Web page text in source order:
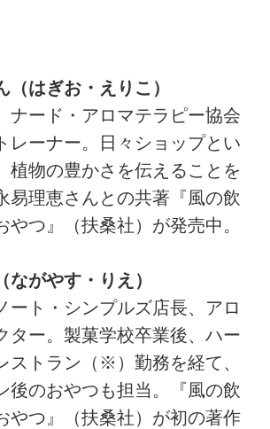
（はぎお・えりこ）
ナード・アロマテラピー協会
レーナー。日々ショップとい
植物の豊かさを伝えることを
易理恵さんとの共著『風の飲
やつ』（扶桑社）が発売中。
ながやす・りえ）
ート・シンプルズ店長、アロ
ター。製菓学校卒業後、ハー
ストラン（※）勤務を経て、
後のおやつも担当。『風の飲
やつ』（扶桑社）が初の著作